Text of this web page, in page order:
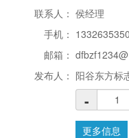
联系人： 侯经理
手机：
邮箱：
发布人： 阳谷东方标
-
更多信息